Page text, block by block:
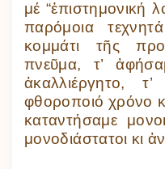
μέ “ἐπιστημονική
παρόμοια
κομμάτι τῆς
πνεῦμα, τ’
ἀκαλλιέργητο,
φθοροποιό χρόνο
καταντήσαμε
μονοδιάστατοι κι